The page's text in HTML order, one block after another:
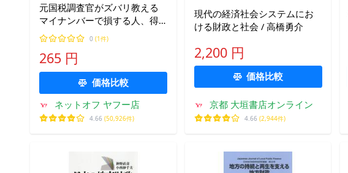
元国税調査官がズバリ教える
マイナンバーで損する人、得
する人／大村大次郎
0 (1件)
265 円
価格比較
ネットオフ ヤフー店
4.66 (50,926件)
現代の経済社会システムにお
ける財政と社会 / 高橋勇介
2,200 円
価格比較
京都 大垣書店オンライン
4.66 (2,944件)